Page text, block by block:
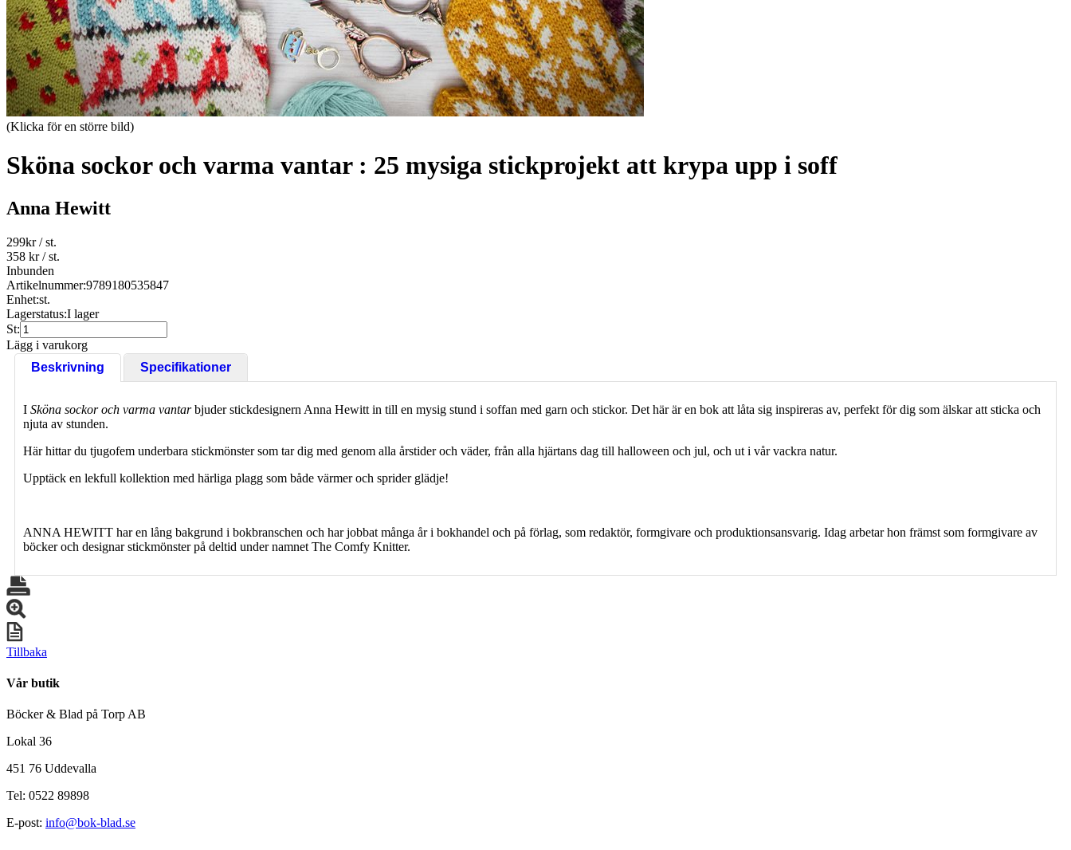
(Klicka för en större bild)
Sköna sockor och varma vantar : 25 mysiga stickprojekt att krypa upp i soff
Anna Hewitt
299kr/ st.
358 kr/ st.
Inbunden
Artikelnummer:9789180535847
Enhet:st.
Lagerstatus:I lager
St:
Lägg i varukorg
Beskrivning
Specifikationer
I Sköna sockor och varma vantarbjuder stickdesignern Anna Hewitt in till en mysig stund i soffan med garn och stickor. Det här är en bok att låta sig inspireras av, perfekt för dig som älskar att sticka och
njuta av stunden.
Här hittar du tjugofem underbara stickmönster som tar dig med genom alla årstider och väder, från alla hjärtans dag till halloween och jul, och ut i vår vackra natur.
Upptäck en lekfull kollektion med härliga plagg som både värmer och sprider glädje!
ANNA HEWITT har en lång bakgrund i bokbranschen och har jobbat många år i bokhandel och på förlag, som redaktör, formgivare och produktionsansvarig. Idag arbetar hon främst som formgivare av
böcker och designar stickmönster på deltid under namnet The Comfy Knitter.
Tillbaka
Vår butik
Böcker & Blad på Torp AB
Lokal 36
451 76 Uddevalla
Tel: 0522 89898
E-post: info@bok-blad.se